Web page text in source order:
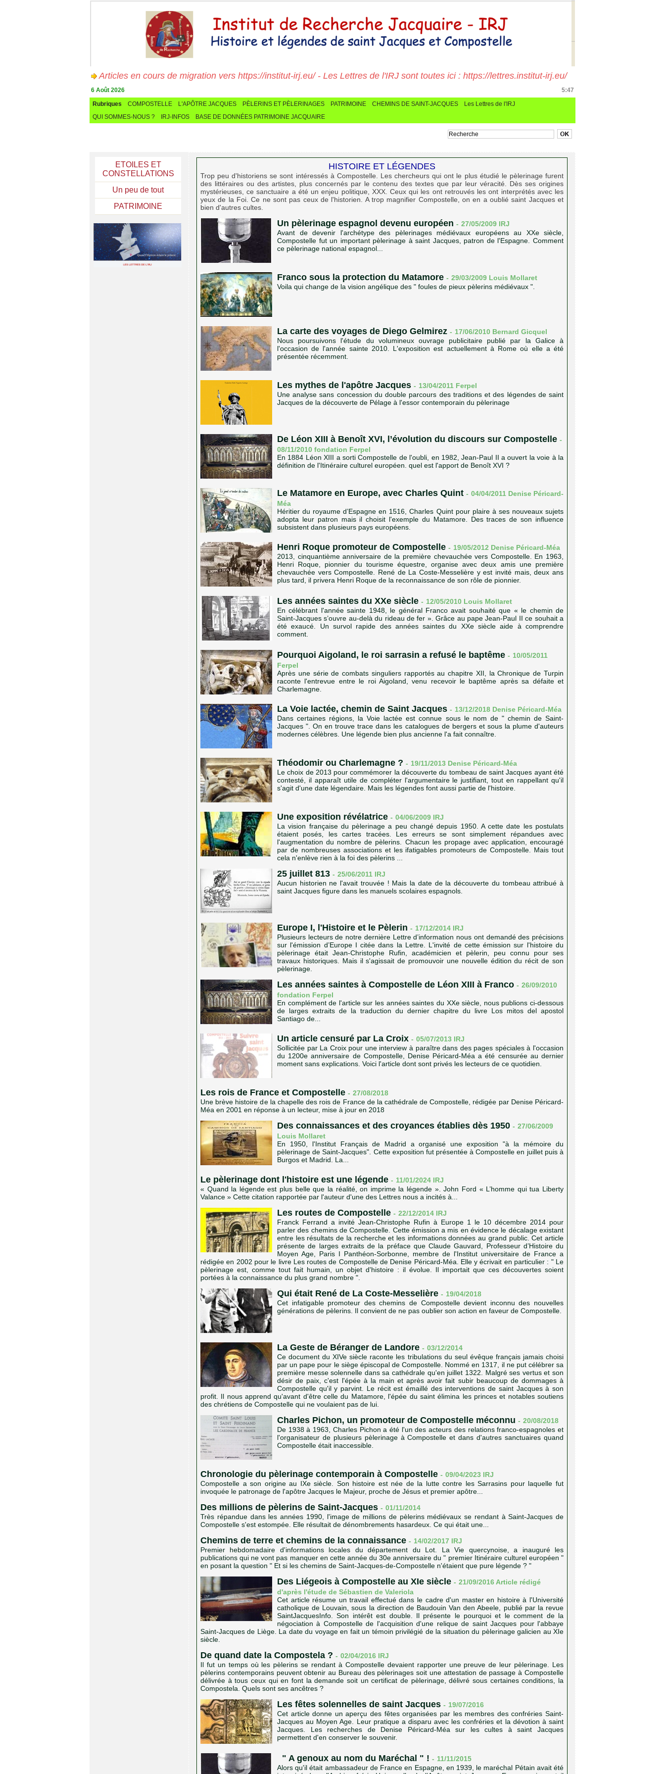
Articles en cours de migration vers https://institut-irj.eu/ - Les Lettres de l'IRJ sont toutes ici : https://lettres.institut-irj.eu/
6 Août 2026
5:47
Rubriques
COMPOSTELLE L'APÔTRE JACQUES PÈLERINS ET PÈLERINAGES PATRIMOINE CHEMINS DE SAINT-JACQUES
Les Lettres de l'IRJ
QUI SOMMES-NOUS ?
IRJ-INFOS BASE DE DONNÉES PATRIMOINE JACQUAIRE
ETOILES ET
CONSTELLATIONS
Un peu de tout
PATRIMOINE
HISTOIRE ET LÉGENDES
Trop peu d'historiens se sont intéressés à Compostelle. Les chercheurs qui ont le plus étudié le pèlerinage furent
des littéraires ou des artistes, plus concernés par le contenu des textes que par leur véracité. Dès ses origines
mystérieuses, ce sanctuaire a été un enjeu politique, XXX. Ceux qui les ont retrouvés les ont interprétés avec les
yeux de la Foi. Ce ne sont pas ceux de l'historien. A trop magnifier Compostelle, on en a oublié saint Jacques et
bien d'autres cultes.
Un pèlerinage espagnol devenu européen - 27/05/2009 IRJ
Avant de devenir l'archétype des pèlerinages médiévaux européens au XXe siècle,
Compostelle fut un important pèlerinage à saint Jacques, patron de l'Espagne. Comment
ce pèlerinage national espagnol...
Franco sous la protection du Matamore - 29/03/2009 Louis Mollaret
Voila qui change de la vision angélique des " foules de pieux pèlerins médiévaux ".
La carte des voyages de Diego Gelmirez - 17/06/2010 Bernard Gicquel
Nous poursuivons l'étude du volumineux ouvrage publicitaire publié par la Galice à
l'occasion de l'année sainte 2010. L'exposition est actuellement à Rome où elle a été
présentée récemment.
Les mythes de l'apôtre Jacques - 13/04/2011 Ferpel
Une analyse sans concession du double parcours des traditions et des légendes de saint
Jacques de la découverte de Pélage à l'essor contemporain du pèlerinage
De Léon XIII à Benoît XVI, l’évolution du discours sur Compostelle -
08/11/2010 fondation Ferpel
En 1884 Léon XIII a sorti Compostelle de l'oubli, en 1982, Jean-Paul II a ouvert la voie à la
définition de l'Itinéraire culturel européen. quel est l'apport de Benoît XVI ?
Le Matamore en Europe, avec Charles Quint - 04/04/2011 Denise Péricard-
Méa
Héritier du royaume d’Espagne en 1516, Charles Quint pour plaire à ses nouveaux sujets
adopta leur patron mais il choisit l'exemple du Matamore. Des traces de son influence
subsistent dans plusieurs pays européens.
Henri Roque promoteur de Compostelle - 19/05/2012 Denise Péricard-Méa
2013, cinquantième anniversaire de la première chevauchée vers Compostelle. En 1963,
Henri Roque, pionnier du tourisme équestre, organise avec deux amis une première
chevauchée vers Compostelle. René de La Coste-Messelière y est invité mais, deux ans
plus tard, il privera Henri Roque de la reconnaissance de son rôle de pionnier.
Les années saintes du XXe siècle - 12/05/2010 Louis Mollaret
En célébrant l'année sainte 1948, le général Franco avait souhaité que « le chemin de
Saint-Jacques s’ouvre au-delà du rideau de fer ». Grâce au pape Jean-Paul II ce souhait a
été exaucé. Un survol rapide des années saintes du XXe siècle aide à comprendre
comment.
Pourquoi Aigoland, le roi sarrasin a refusé le baptême - 10/05/2011
Ferpel
Après une série de combats singuliers rapportés au chapitre XII, la Chronique de Turpin
raconte l'entrevue entre le roi Aigoland, venu recevoir le baptême après sa défaite et
Charlemagne.
La Voie lactée, chemin de Saint Jacques - 13/12/2018 Denise Péricard-Méa
Dans certaines régions, la Voie lactée est connue sous le nom de " chemin de Saint-
Jacques ". On en trouve trace dans les catalogues de bergers et sous la plume d'auteurs
modernes célèbres. Une légende bien plus ancienne l'a fait connaître.
Théodomir ou Charlemagne ? - 19/11/2013 Denise Péricard-Méa
Le choix de 2013 pour commémorer la découverte du tombeau de saint Jacques ayant été
contesté, il apparaît utile de compléter l'argumentaire le justifiant, tout en rappellant qu'il
s'agit d'une date légendaire. Mais les légendes font aussi partie de l'histoire.
Une exposition révélatrice - 04/06/2009 IRJ
La vision française du pèlerinage a peu changé depuis 1950. A cette date les postulats
étaient posés, les cartes tracées. Les erreurs se sont simplement répandues avec
l'augmentation du nombre de pèlerins. Chacun les propage avec application, encouragé
par de nombreuses associations et les ifatigables promoteurs de Compostelle. Mais tout
cela n'enlève rien à la foi des pèlerins ...
25 juillet 813 - 25/06/2011 IRJ
Aucun historien ne l'avait trouvée ! Mais la date de la découverte du tombeau attribué à
saint Jacques figure dans les manuels scolaires espagnols.
Europe I, l'Histoire et le Pèlerin - 17/12/2014 IRJ
Plusieurs lecteurs de notre dernière Lettre d’information nous ont demandé des précisions
sur l'émission d’Europe I citée dans la Lettre. L'invité de cette émission sur l'histoire du
pèlerinage était Jean-Christophe Rufin, académicien et pèlerin, peu connu pour ses
travaux historiques. Mais il s'agissait de promouvoir une nouvelle édition du récit de son
pèlerinage.
Les années saintes à Compostelle de Léon XIII à Franco - 26/09/2010
fondation Ferpel
En complément de l'article sur les années saintes du XXe siècle, nous publions ci-dessous
de larges extraits de la traduction du dernier chapitre du livre Los mitos del apostol
Santiago de...
Un article censuré par La Croix - 05/07/2013 IRJ
Sollicitée par La Croix pour une interview à paraître dans des pages spéciales à l'occasion
du 1200e anniversaire de Compostelle, Denise Péricard-Méa a été censurée au dernier
moment sans explications. Voici l'article dont sont privés les lecteurs de ce quotidien.
Les rois de France et Compostelle - 27/08/2018
Une brève histoire de la chapelle des rois de France de la cathédrale de Compostelle, rédigée par Denise Péricard-
Méa en 2001 en réponse à un lecteur, mise à jour en 2018
Des connaissances et des croyances établies dès 1950 - 27/06/2009
Louis Mollaret
En 1950, l'Institut Français de Madrid a organisé une exposition "à la mémoire du
pèlerinage de Saint-Jacques". Cette exposition fut présentée à Compostelle en juillet puis à
Burgos et Madrid. La...
Le pèlerinage dont l'histoire est une légende - 11/01/2024 IRJ
« Quand la légende est plus belle que la réalité, on imprime la légende ». John Ford « L’homme qui tua Liberty
Valance » Cette citation rapportée par l'auteur d'une des Lettres nous a incités à...
Les routes de Compostelle - 22/12/2014 IRJ
Franck Ferrand a invité Jean-Christophe Rufin à Europe 1 le 10 décembre 2014 pour
parler des chemins de Compostelle. Cette émission a mis en évidence le décalage existant
entre les résultats de la recherche et les informations données au grand public. Cet article
présente de larges extraits de la préface que Claude Gauvard, Professeur d’Histoire du
Moyen Age, Paris I Panthéon-Sorbonne, membre de l'Institut universitaire de France a
rédigée en 2002 pour le livre Les routes de Compostelle de Denise Péricard-Méa. Elle y écrivait en particulier : " Le
pèlerinage est, comme tout fait humain, un objet d'histoire : il évolue. Il importait que ces découvertes soient
portées à la connaissance du plus grand nombre ".
Qui était René de La Coste-Messelière - 19/04/2018
Cet infatigable promoteur des chemins de Compostelle devient inconnu des nouvelles
générations de pèlerins. Il convient de ne pas oublier son action en faveur de Compostelle.
La Geste de Béranger de Landore - 03/12/2014
Ce document du XIVe siècle raconte les tribulations du seul évêque français jamais choisi
par un pape pour le siège épiscopal de Compostelle. Nommé en 1317, il ne put célébrer sa
première messe solennelle dans sa cathédrale qu'en juillet 1322. Malgré ses vertus et son
désir de paix, c'est l'épée à la main et après avoir fait subir beaucoup de dommages à
Compostelle qu'il y parvint. Le récit est émaillé des interventions de saint Jacques à son
profit. Il nous apprend qu'avant d'être celle du Matamore, l'épée du saint élimina les princes et notables soutiens
des chrétiens de Compostelle qui ne voulaient pas de lui.
Charles Pichon, un promoteur de Compostelle méconnu - 20/08/2018
De 1938 à 1963, Charles Pichon a été l'un des acteurs des relations franco-espagnoles et
l'organisateur de plusieurs pèlerinage à Compostelle et dans d'autres sanctuaires quand
Compostelle était inaccessible.
Chronologie du pèlerinage contemporain à Compostelle - 09/04/2023 IRJ
Compostelle a son origine au IXe siècle. Son histoire est née de la lutte contre les Sarrasins pour laquelle fut
invoquée le patronage de l'apôtre Jacques le Majeur, proche de Jésus et premier apôtre...
Des millions de pèlerins de Saint-Jacques - 01/11/2014
Très répandue dans les années 1990, l'image de millions de pèlerins médiévaux se rendant à Saint-Jacques de
Compostelle s'est estompée. Elle résultait de dénombrements hasardeux. Ce qui était une...
Chemins de terre et chemins de la connaissance - 14/02/2017 IRJ
Premier hebdomadaire d'informations locales du département du Lot. La Vie quercynoise, a inauguré les
publications qui ne vont pas manquer en cette année du 30e anniversaire du " premier Itinéraire culturel européen "
en posant la question " Et si les chemins de Saint-Jacques-de-Compostelle n'étaient que pure légende ? "
Des Liégeois à Compostelle au XIe siècle - 21/09/2016 Article rédigé
d'après l'étude de Sébastien de Valeriola
Cet article résume un travail effectué dans le cadre d'un master en histoire à l'Université
catholique de Louvain, sous la direction de Baudouin Van den Abeele, publié par la revue
SaintJacquesInfo. Son intérêt est double. Il présente le pourquoi et le comment de la
négociation à Compostelle de l'acquisition d'une relique de saint Jacques pour l'abbaye
Saint-Jacques de Liège. La date du voyage en fait un témoin privilégié de la situation du pèlerinage galicien au XIe
siècle.
De quand date la Compostela ? - 02/04/2016 IRJ
Il fut un temps où les pèlerins se rendant à Compostelle devaient rapporter une preuve de leur pèlerinage. Les
pèlerins contemporains peuvent obtenir au Bureau des pèlerinages soit une attestation de passage à Compostelle
délivrée à tous ceux qui en font la demande soit un certificat de pèlerinage, délivré sous certaines conditions, la
Compostela. Quels sont ses ancêtres ?
Les fêtes solennelles de saint Jacques - 19/07/2016
Cet article donne un aperçu des fêtes organisées par les membres des confréries Saint-
Jacques au Moyen Age. Leur pratique a disparu avec les confréries et la dévotion à saint
Jacques. Les recherches de Denise Péricard-Méa sur les cultes à saint Jacques
permettent d'en conserver le souvenir.
" A genoux au nom du Maréchal " ! - 11/11/2015
Alors qu'il était ambassadeur de France en Espagne, en 1939, le maréchal Pétain avait été